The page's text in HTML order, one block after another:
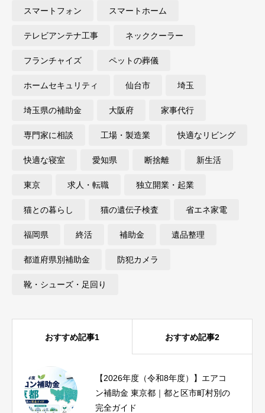
スマートフォン スマートホーム
テレビアンテナ工事 ネッククーラー
フランチャイズ ペットの葬儀
ホームセキュリティ 仙台市 埼玉
埼玉県の補助金 大阪府 家事代行
専門家に相談 工場・製造業 快適なリビング
快適な寝室 愛知県 断捨離 新生活
東京 求人・転職 独立開業・起業
猫との暮らし 猫の遺伝子検査 省エネ家電
福岡県 終活 補助金 遺品整理
都道府県別補助金 防犯カメラ
靴・シューズ・足回り
おすすめ記事1 おすすめ記事2
【2026年度（令和8年度）】エアコ
ン補助金 東京都｜都と区市町村別の
完全ガイド
ピラティス資格おすすめ比較｜種
類・費用・期間と失敗しない選び方